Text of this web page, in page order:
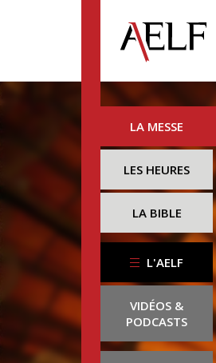
LA MESSE
LES HEURES
LA BIBLE
L'AELF
VIDÉOS &
PODCASTS